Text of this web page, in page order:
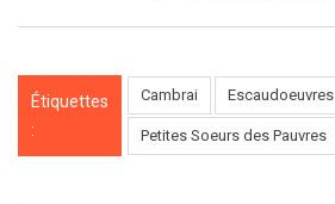
Étiquettes
:
Cambrai Escaudoeuvres
Petites Soeurs des Pauvres